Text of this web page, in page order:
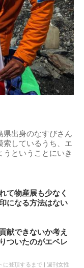
県出身のなすびさん
索しているうち、エ
ということにいき
て物産展も少なく
になる方法はない
献できないか考え
ついたのがエベレ
に登頂するまで | 週刊女性